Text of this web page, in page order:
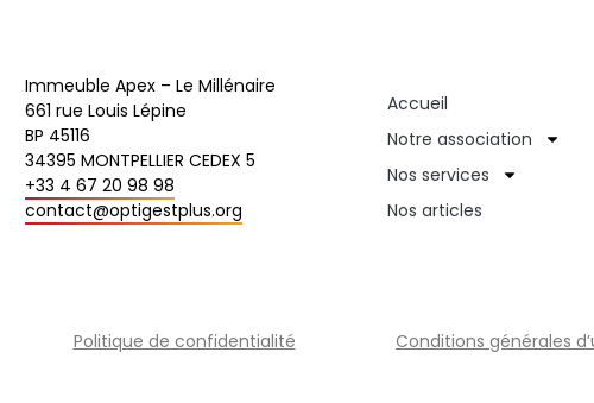
Immeuble Apex – Le Millénaire
661 rue Louis Lépine
BP 45116
34395 MONTPELLIER CEDEX 5
+33 4 67 20 98 98
contact@optigestplus.org
Accueil
Notre association
Nos services
Nos articles
Politique de confidentialité Conditions générales